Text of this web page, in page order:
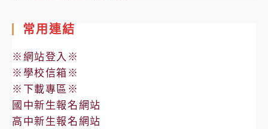
常用連結
※網站登入※
※學校信箱※
※下載專區※
國中新生報名網站
高中新生報名網站